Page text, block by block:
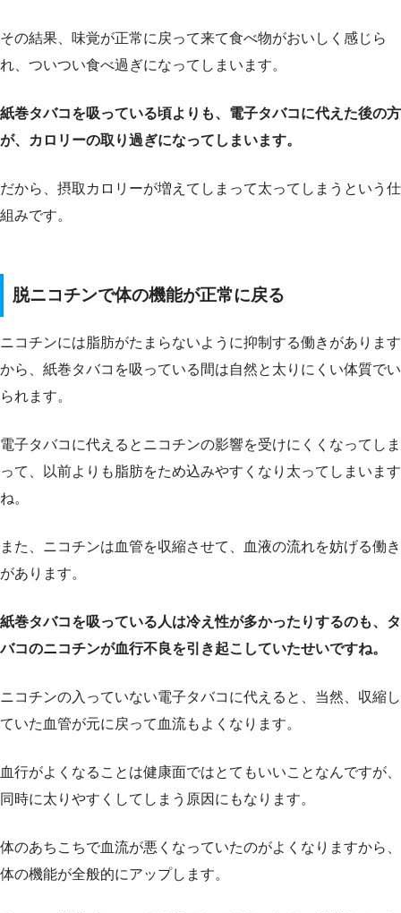
その結果、味覚が正常に戻って来て食べ物がおいしく感じら
れ、ついつい食べ過ぎになってしまいます。
紙巻タバコを吸っている頃よりも、電子タバコに代えた後の方
が、カロリーの取り過ぎになってしまいます。
だから、摂取カロリーが増えてしまって太ってしまうという仕
組みです。
脱ニコチンで体の機能が正常に戻る
ニコチンには脂肪がたまらないように抑制する働きがあります
から、紙巻タバコを吸っている間は自然と太りにくい体質でい
られます。
電子タバコに代えるとニコチンの影響を受けにくくなってしま
って、以前よりも脂肪をため込みやすくなり太ってしまいます
ね。
また、ニコチンは血管を収縮させて、血液の流れを妨げる働き
があります。
紙巻タバコを吸っている人は冷え性が多かったりするのも、タ
バコのニコチンが血行不良を引き起こしていたせいですね。
ニコチンの入っていない電子タバコに代えると、当然、収縮し
ていた血管が元に戻って血流もよくなります。
血行がよくなることは健康面ではとてもいいことなんですが、
同時に太りやすくしてしまう原因にもなります。
体のあちこちで血流が悪くなっていたのがよくなりますから、
体の機能が全般的にアップします。